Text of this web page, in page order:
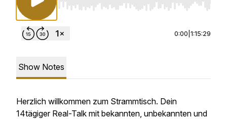
Use Left/Right to seek, Home/End to jump
0:00 1:15:29
Show Notes
Herzlich willkommen zum Strammtisch. Dein
14tägiger Real-Talk mit bekannten, unbekannten und